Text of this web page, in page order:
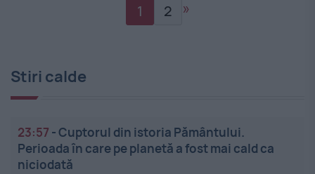
1 2 »
Stiri calde
23:57 -Cuptorul din istoria Pământului.
Perioada în care pe planetă a fost mai cald ca
niciodată